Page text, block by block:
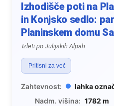
Izhodišče poti na
in Konjsko sedlo:
Planinskem domu
Izleti po Julijskih Alpah
Pritisni za več
Zahtevnost:
lahka
Nadm. višina: 1782 m